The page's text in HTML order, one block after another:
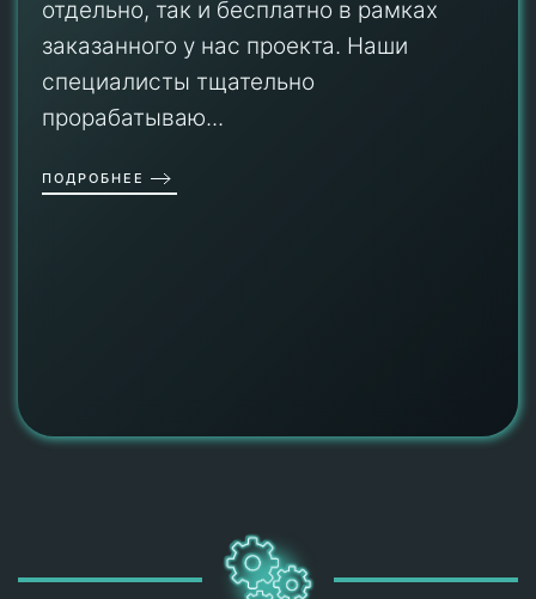
отдельно, так и бесплатно в рамках
заказанного у нас проекта. Наши
специалисты тщательно
прорабатываю...
ПОДРОБНЕЕ